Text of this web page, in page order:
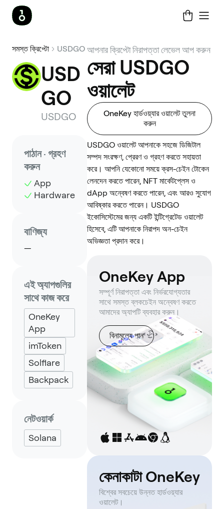
সমস্ত ক্রিপ্টো USDGO
USD
GO
USDGO
পাঠান · গ্রহণ
করুন
App
Hardware
বাণিজ্য
—
এই অ্যাপগুলির
সাথে কাজ করে
OneKey
App
imToken
Solflare
Backpack
নেটওয়ার্ক
Solana
আপনার ক্রিপ্টো নিরাপত্তা লেভেল আপ করুন
সেরা USDGO
ওয়ালেট
OneKey হার্ডওয়্যার ওয়ালেট তুলনা
করুন
USDGO ওয়ালেট আপনাকে সহজে ডিজিটাল
সম্পদ সংরক্ষণ, প্রেরণ ও গ্রহণ করতে সহায়তা
করে। আপনি যেকোনো সময়ে ক্রস-চেইন টোকেন
লেনদেন করতে পারেন, NFT মার্কেটপ্লেস ও
dApp অন্বেষণ করতে পারেন, এবং আরও সুযোগ
আবিষ্কার করতে পারেন। USDGO
ইকোসিস্টেমের জন্য একটি ইন্টিগ্রেটেড ওয়ালেট
হিসেবে, এটি আপনাকে নিরাপদ অন-চেইন
অভিজ্ঞতা প্রদান করে।
OneKey App
সম্পূর্ণ নিরাপত্তা এবং নির্ভরযোগ্যতার
সাথে সমস্ত ব্লকচেইন অন্বেষণ করতে
আমাদের অ্যাপটি ব্যবহার করুন।
বিনামূল্যে পান
কেনাকাটা OneKey
বিশ্বের সবচেয়ে উন্নত হার্ডওয়্যার
ওয়ালেট।